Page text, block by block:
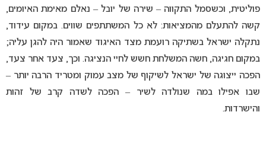
פוליטית, וכשסמל התקווה – שירה של יובל – נאלם מאימת האיומים,
קשה להתעלם מהמציאות: לא כל המשתתפים שווים. במקום עידוד,
נתקלה ישראל בשתיקה רועמת מצד האיגוד שאמור היה להגן עליה;
במקום חגיגה, חשה המשלחת חשש לחיי הנציגה. וכך, צעד אחר צעד,
הפכה ייצוגה של ישראל לשיקוף של מצב עמוק ומטריד הרבה יותר –
שבו אפילו במה שנולדה לשיר – הפכה לשדה קרב של זהות
והישרדות.